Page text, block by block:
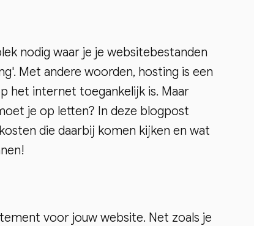
nodig waar je je websitebestanden
Met andere woorden, hosting is een
het internet toegankelijk is. Maar
je op letten? In deze blogpost
die daarbij komen kijken en wat
voor jouw website. Net zoals je